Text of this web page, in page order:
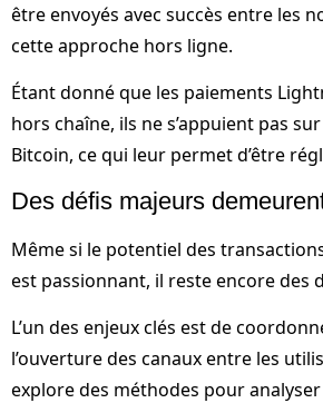
être envoyés avec succès entre les
cette approche hors ligne.
Étant donné que les paiements
hors chaîne, ils ne s’appuient pas
Bitcoin, ce qui leur permet d’être
Des défis majeurs
Même si le potentiel des
est passionnant, il reste encore des
L’un des enjeux clés est de
l’ouverture des canaux entre les
explore des méthodes pour